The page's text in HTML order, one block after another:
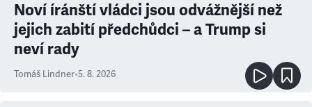
Noví íránští vládci jsou odvážnější než
jejich zabití předchůdci – a Trump si
neví rady
Tomáš Lindner•5. 8. 2026